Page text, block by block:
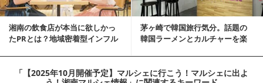
湘南の飲食店が本当に欲しかっ
たPRとは？地域密着型インフル
茅ヶ崎で韓国旅行気分。話題の
韓国ラーメンとカルチャーを楽
「【2025年10月開催予定】マルシェに行こう！マルシェに出よ